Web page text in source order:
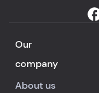
Our
company
About us